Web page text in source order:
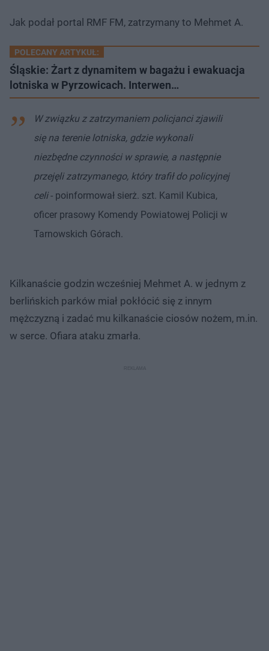
Jak podał portal RMF FM, zatrzymany to Mehmet A.
POLECANY ARTYKUŁ:
Śląskie: Żart z dynamitem w bagażu i ewakuacja
lotniska w Pyrzowicach. Interwen…
W związku z zatrzymaniem policjanci zjawili
się na terenie lotniska, gdzie wykonali
niezbędne czynności w sprawie, a następnie
przejęli zatrzymanego, który trafił do policyjnej
celi- poinformował sierż. szt. Kamil Kubica,
oficer prasowy Komendy Powiatowej Policji w
Tarnowskich Górach.
Kilkanaście godzin wcześniej Mehmet A. w jednym z
berlińskich parków miał pokłócić się z innym
mężczyzną i zadać mu kilkanaście ciosów nożem, m.in.
w serce. Ofiara ataku zmarła.